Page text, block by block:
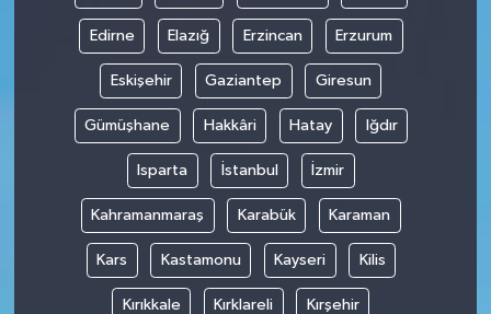
Edirne Elazığ Erzincan Erzurum
Eskişehir Gaziantep Giresun
Gümüşhane Hakkâri Hatay Iğdır
Isparta İstanbul İzmir
Kahramanmaraş Karabük Karaman
Kars Kastamonu Kayseri Kilis
Kırıkkale Kırklareli Kırşehir
VEFATLAR
Yerel